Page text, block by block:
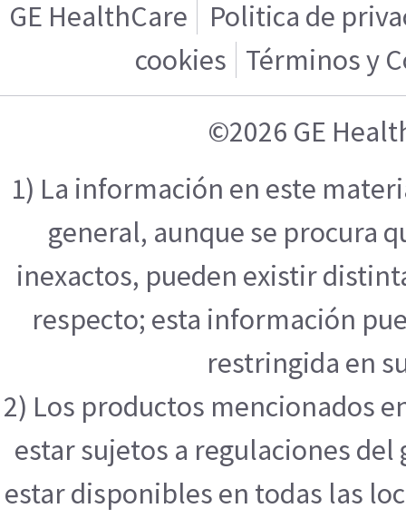
GE HealthCare
Politica de
cookies Términos y
©2026 GE
1) La información en este
general, aunque se procura
inexactos, pueden existir
respecto; esta información
restringida en
2) Los productos mencionados
estar sujetos a regulaciones
estar disponibles en todas las